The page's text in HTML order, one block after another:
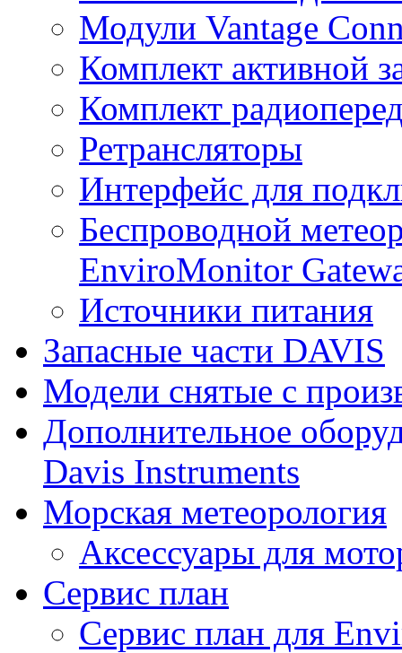
Модули Vantage
Комплект активной
Комплект
Ретрансляторы
Интерфейс для
Беспроводной
EnviroMonitor
Источники питания
Запасные части DAVIS
Модели снятые с
Дополнительное
Davis Instruments
Морская метеорология
Аксессуары для
Сервис план
Сервис план для